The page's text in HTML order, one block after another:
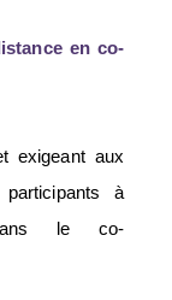
en co-
exigeant aux
à
le co-